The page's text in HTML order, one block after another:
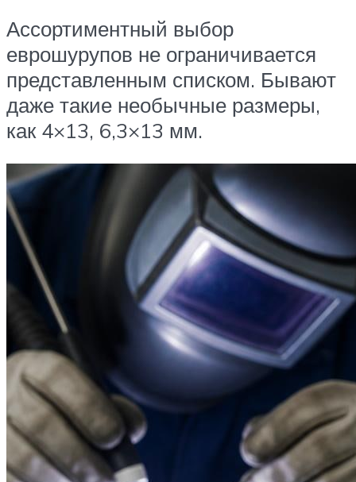
Ассортиментный выбор
еврошурупов не ограничивается
представленным списком. Бывают
даже такие необычные размеры,
как 4×13, 6,3×13 мм.